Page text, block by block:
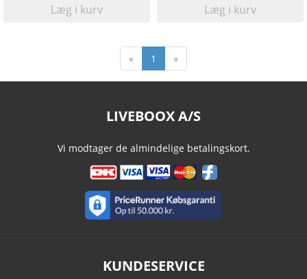
Læg i kurv Læg i kurv
« 1 »
LIVEBOOX A/S
Vi modtager de almindelige betalingskort.
KUNDESERVICE